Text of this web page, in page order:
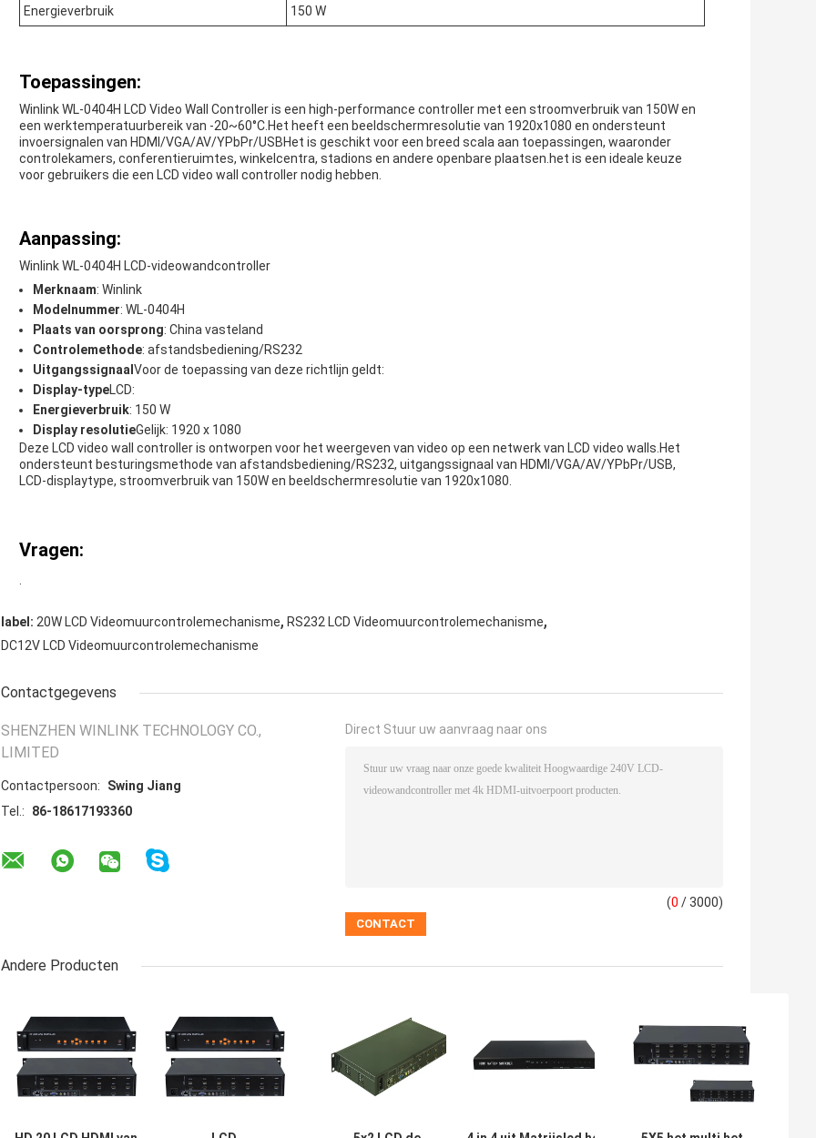
Energieverbruik 150 W
Toepassingen:
Winlink WL-0404H LCD Video Wall Controller is een high-performance controller met een stroomverbruik van 150W en
een werktemperatuurbereik van -20~60°C.Het heeft een beeldschermresolutie van 1920x1080 en ondersteunt
invoersignalen van HDMI/VGA/AV/YPbPr/USBHet is geschikt voor een breed scala aan toepassingen, waaronder
controlekamers, conferentieruimtes, winkelcentra, stadions en andere openbare plaatsen.het is een ideale keuze
voor gebruikers die een LCD video wall controller nodig hebben.
Aanpassing:
Winlink WL-0404H LCD-videowandcontroller
Merknaam: Winlink
Modelnummer: WL-0404H
Plaats van oorsprong: China vasteland
Controlemethode: afstandsbediening/RS232
Uitgangssignaal Voor de toepassing van deze richtlijn geldt:
Display-typeLCD:
Energieverbruik: 150 W
Display resolutieGelijk: 1920 x 1080
Deze LCD video wall controller is ontworpen voor het weergeven van video op een netwerk van LCD video walls.Het
ondersteunt besturingsmethode van afstandsbediening/RS232, uitgangssignaal van HDMI/VGA/AV/YPbPr/USB,
LCD-displaytype, stroomverbruik van 150W en beeldschermresolutie van 1920x1080.
Vragen:
.
label: 20W LCD Videomuurcontrolemechanisme, RS232 LCD Videomuurcontrolemechanisme,
DC12V LCD Videomuurcontrolemechanisme
Contactgegevens
SHENZHEN WINLINK TECHNOLOGY CO.,
LIMITED
Contactpersoon:
Swing Jiang
Tel.:
86-18617193360
Direct Stuur uw aanvraag naar ons
(0 / 3000)
Andere Producten